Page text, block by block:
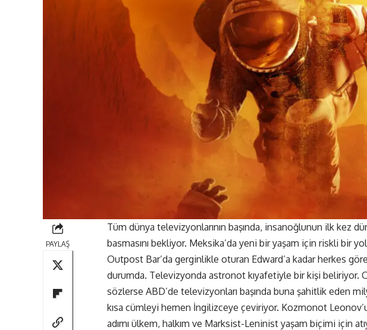
PAYLAŞ
Tüm dünya televizyonlarının başında, insanoğlunun ilk kez
basmasını bekliyor. Meksika’da yeni bir yaşam için riskli bir
Outpost Bar’da gerginlikle oturan Edward’a kadar herkes
durumda. Televizyonda astronot kıyafetiyle bir kişi beliriyor. O
sözlerse ABD’de televizyonları başında buna şahitlik eden
kısa cümleyi hemen İngilizceye çeviriyor. Kozmonot
adımı ülkem, halkım ve Marksist-Leninist yaşam biçimi için